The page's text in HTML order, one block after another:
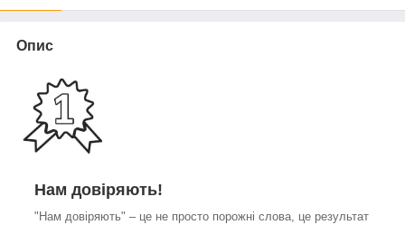
Опис
Нам довіряють!
"Нам довіряють" – це не просто порожні слова, це результат